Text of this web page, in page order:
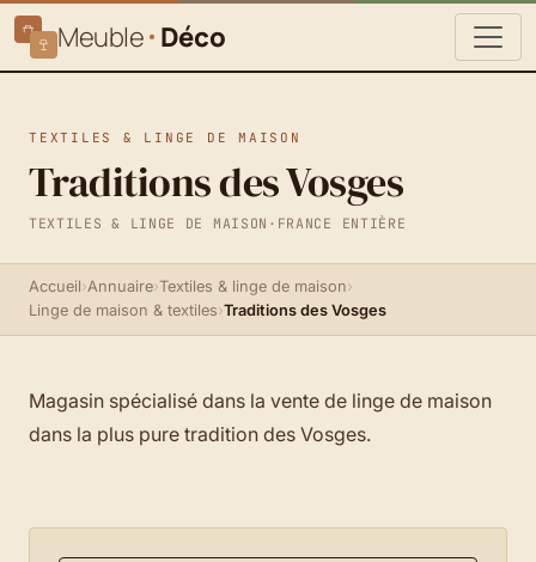
Meuble Déco
TEXTILES & LINGE DE MAISON
Traditions des Vosges
TEXTILES & LINGE DE MAISON · FRANCE ENTIÈRE
Accueil›Annuaire›Textiles & linge de maison›
Linge de maison & textiles›Traditions des Vosges
Magasin spécialisé dans la vente de linge de maison
dans la plus pure tradition des Vosges.